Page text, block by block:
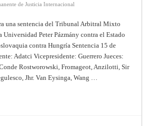
de Justicia Internacional
una sentencia del Tribunal Arbitral Mixto
Peter Pázmány contra el Estado
contra Hungría Sentencia 15 de
Adatci Vicepresidente: Guerrero Jueces:
Rostworowski, Fromageot, Anzilotti, Sir
Jhr. Van Eysinga, Wang …